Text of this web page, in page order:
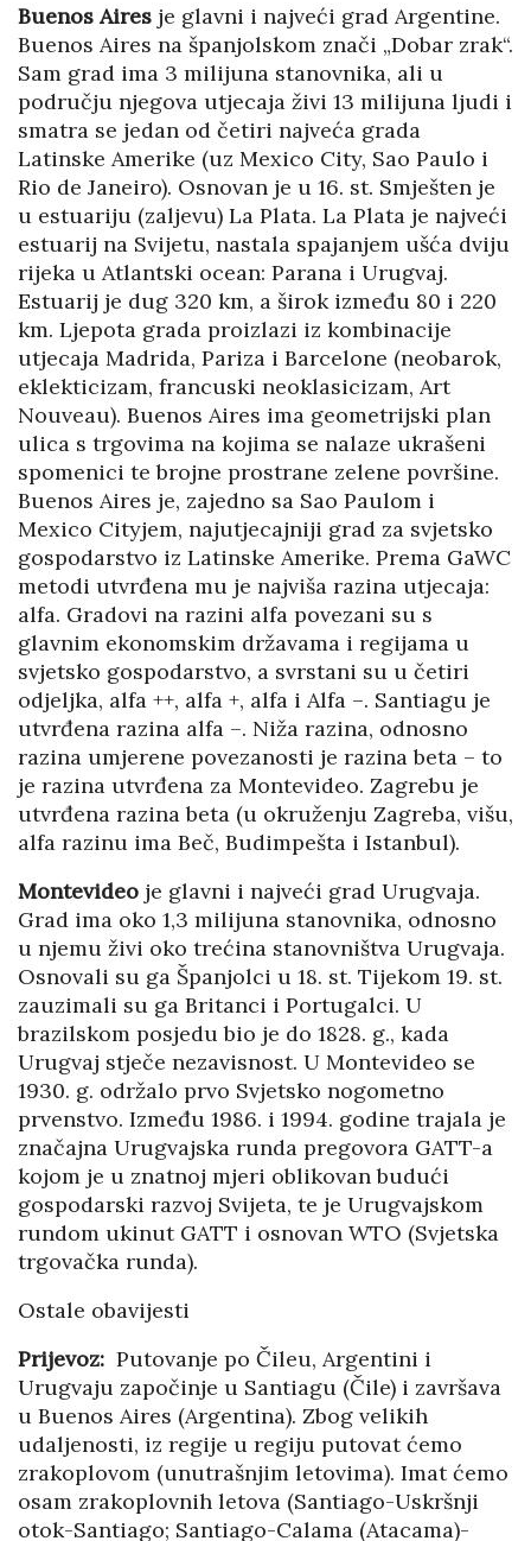
Buenos Aires je glavni i najveći grad Argentine.
Buenos Aires na španjolskom znači „Dobar zrak“.
Sam grad ima 3 milijuna stanovnika, ali u
području njegova utjecaja živi 13 milijuna ljudi i
smatra se jedan od četiri najveća grada
Latinske Amerike (uz Mexico City, Sao Paulo i
Rio de Janeiro). Osnovan je u 16. st. Smješten je
u estuariju (zaljevu) La Plata. La Plata je najveći
estuarij na Svijetu, nastala spajanjem ušća dviju
rijeka u Atlantski ocean: Parana i Urugvaj.
Estuarij je dug 320 km, a širok između 80 i 220
km. Ljepota grada proizlazi iz kombinacije
utjecaja Madrida, Pariza i Barcelone (neobarok,
eklekticizam, francuski neoklasicizam, Art
Nouveau). Buenos Aires ima geometrijski plan
ulica s trgovima na kojima se nalaze ukrašeni
spomenici te brojne prostrane zelene površine.
Buenos Aires je, zajedno sa Sao Paulom i
Mexico Cityjem, najutjecajniji grad za svjetsko
gospodarstvo iz Latinske Amerike. Prema GaWC
metodi utvrđena mu je najviša razina utjecaja:
alfa. Gradovi na razini alfa povezani su s
glavnim ekonomskim državama i regijama u
svjetsko gospodarstvo, a svrstani su u četiri
odjeljka, alfa ++, alfa +, alfa i Alfa –. Santiagu je
utvrđena razina alfa –. Niža razina, odnosno
razina umjerene povezanosti je razina beta – to
je razina utvrđena za Montevideo. Zagrebu je
utvrđena razina beta (u okruženju Zagreba, višu,
alfa razinu ima Beč, Budimpešta i Istanbul).
Montevideo je glavni i najveći grad Urugvaja.
Grad ima oko 1,3 milijuna stanovnika, odnosno
u njemu živi oko trećina stanovništva Urugvaja.
Osnovali su ga Španjolci u 18. st. Tijekom 19. st.
zauzimali su ga Britanci i Portugalci. U
brazilskom posjedu bio je do 1828. g., kada
Urugvaj stječe nezavisnost. U Montevideo se
1930. g. održalo prvo Svjetsko nogometno
prvenstvo. Između 1986. i 1994. godine trajala je
značajna Urugvajska runda pregovora GATT-a
kojom je u znatnoj mjeri oblikovan budući
gospodarski razvoj Svijeta, te je Urugvajskom
rundom ukinut GATT i osnovan WTO (Svjetska
trgovačka runda).
Ostale obavijesti
Prijevoz: Putovanje po Čileu, Argentini i
Urugvaju započinje u Santiagu (Čile) i završava
u Buenos Aires (Argentina). Zbog velikih
udaljenosti, iz regije u regiju putovat ćemo
zrakoplovom (unutrašnjim letovima). Imat ćemo
osam zrakoplovnih letova (Santiago-Uskršnji
otok-Santiago; Santiago-Calama (Atacama)-